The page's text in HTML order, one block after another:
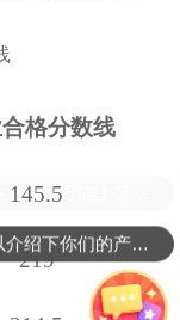
格分数线
145.5
219
可以介绍下你们的产品么？